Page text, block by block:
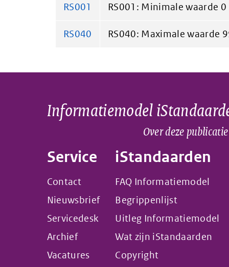
RS001 RS001: Minimale waarde 0
RS040 RS040: Maximale waarde
Informatiemodel
Over deze publicatie
Service
Contact
Nieuwsbrief
Servicedesk
Archief
Vacatures
iStandaarden
FAQ Informatiemodel
Begrippenlijst
Uitleg Informatiemodel
Wat zijn iStandaarden
Copyright